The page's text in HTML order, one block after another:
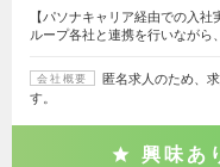
【パソナキャリア経由での入
ループ各社と連携を行いながら
会社概要
匿名求人のため、
す。
興味あ